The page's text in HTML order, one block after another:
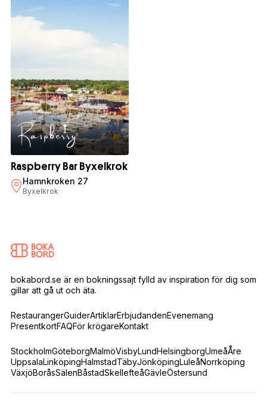
Raspberry Bar Byxelkrok
Hamnkroken 27
Byxelkrok
bokabord.se är en bokningssajt fylld av inspiration för dig som
gillar att gå ut och äta.
RestaurangerGuiderArtiklarErbjudandenEvenemang
PresentkortFAQFör krögareKontakt
StockholmGöteborgMalmöVisbyLundHelsingborgUmeåÅre
UppsalaLinköpingHalmstadTäbyJönköpingLuleåNorrköping
VäxjöBoråsSälenBåstadSkellefteåGävleÖstersund